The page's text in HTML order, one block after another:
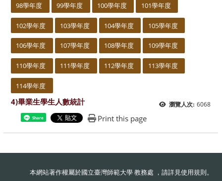
98學年度 99學年度 100學年度 101學年度
102學年度 103學年度 104學年度 105學年度
106學年度 107學年度 108學年度 109學年度
110學年度 111學年度 112學年度 113學年度
114學年度
瀏覽人次: 6068
4)畢業生學生人數統計
Share Print this page
本網站著作權屬於國立臺灣師範大學 教務處 ，請詳見使用規則。